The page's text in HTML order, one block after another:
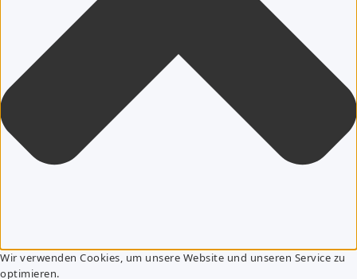
Wir verwenden Cookies, um unsere Website und unseren Service zu
optimieren.